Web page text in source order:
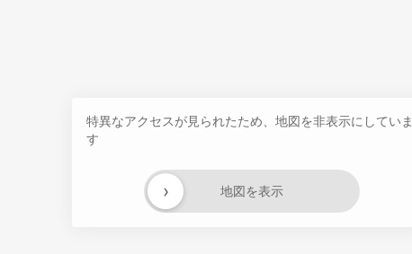
特異なアクセスが見られたため、地図を非表示にしていま
す
地図を表示
›